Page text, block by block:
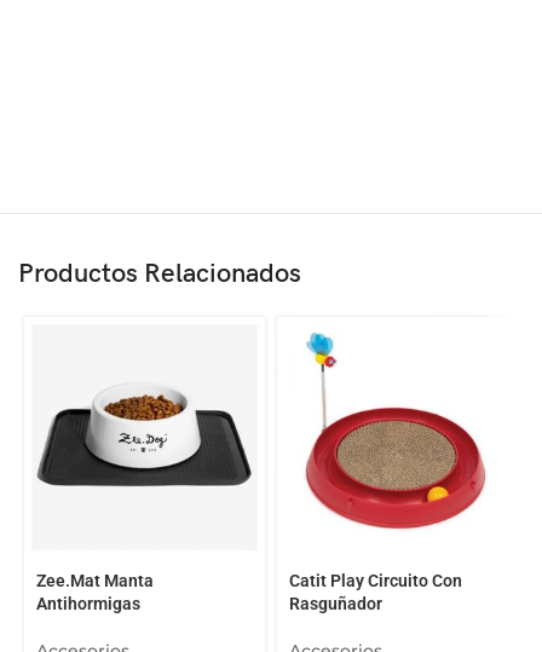
Productos Relacionados
Zee.Mat Manta
Antihormigas
Catit Play Circuito Con
Rasguñador